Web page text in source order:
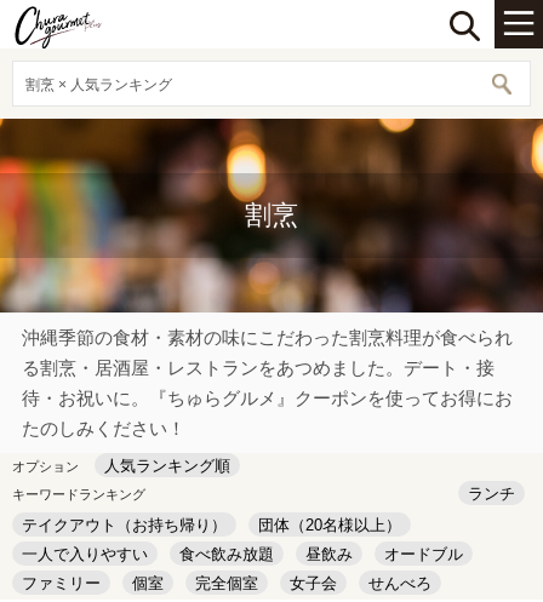
割烹 × 人気ランキング
割烹
沖縄季節の食材・素材の味にこだわった割烹料理が食べられ
る割烹・居酒屋・レストランをあつめました。デート・接
待・お祝いに。『ちゅらグルメ』クーポンを使ってお得にお
たのしみください！
オプション 人気ランキング順
キーワードランキング
ランチ
テイクアウト（お持ち帰り）
団体（20名様以上）
一人で入りやすい
食べ飲み放題 昼飲み
オードブル
ファミリー
個室 完全個室 女子会
せんべろ